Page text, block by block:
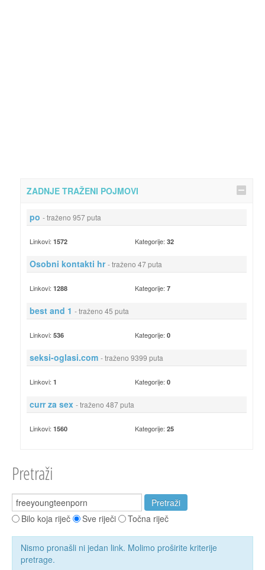
ZADNJE TRAŽENI POJMOVI
po - traženo 957 puta
Linkovi: 1572 Kategorije:32
Osobni kontakti hr - traženo 47 puta
Linkovi: 1288 Kategorije:7
best and 1 - traženo 45 puta
Linkovi: 536 Kategorije:0
seksi-oglasi.com - traženo 9399 puta
Linkovi: 1 Kategorije:0
curr za sex - traženo 487 puta
Linkovi: 1560 Kategorije:25
Pretraži
Bilo koja riječ Sve riječi Točna riječ
Nismo pronašli ni jedan link. Molimo proširite kriterije
pretrage.